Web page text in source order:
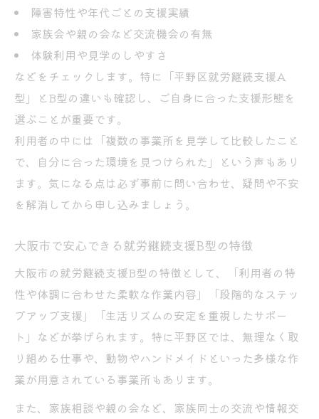
家族の交流から得られる支援情報の魅力
家族の輪で広がる就労継続支援B型の支援情
報
親の会から得る就労継続支援B型の生の声
交流会で深まる就労継続支援B型の理解と情
報
家族間で共有する就労継続支援B型の体験談
支援情報を交換し合う就労継続支援B型の魅
力
障害特性や年代ごとの支援実績
家族会や親の会など交流機会の有無
体験利用や見学のしやすさ
などをチェックします。特に「平野区就労継続支援A
型」とB型の違いも確認し、ご自身に合った支援形態を
選ぶことが重要です。
利用者の中には「複数の事業所を見学して比較したこと
で、自分に合った環境を見つけられた」という声もあり
ます。気になる点は必ず事前に問い合わせ、疑問や不安
を解消してから申し込みましょう。
大阪市で安心できる就労継続支援B型の特徴
大阪市の就労継続支援B型の特徴として、「利用者の特
性や体調に合わせた柔軟な作業内容」「段階的なステッ
プアップ支援」「生活リズムの安定を重視したサポー
ト」などが挙げられます。特に平野区では、無理なく取
り組める仕事や、動物やハンドメイドといった多様な作
業が用意されている事業所もあります。
また、家族相談や親の会など、家族同士の交流や情報交